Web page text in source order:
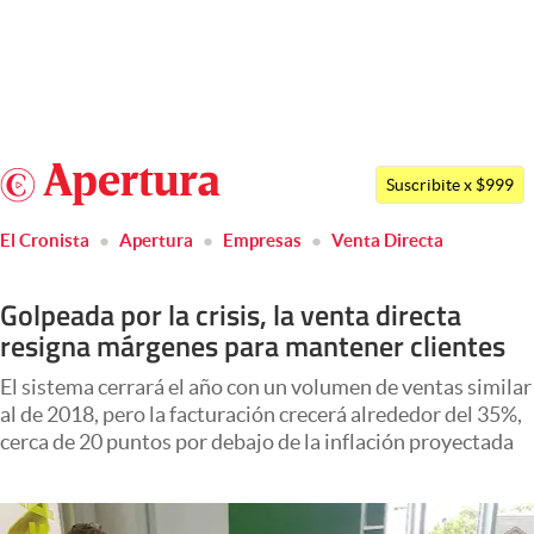
Argentina
Colombia
Uruguay
Members
Economía y Política
Mercados Online
Negocios
Columnistas
Otras secciones
Apertura
Suscribite x $999
El Cronista Apertura Empresas Venta Directa
Golpeada por la crisis, la venta directa
resigna márgenes para mantener clientes
El sistema cerrará el año con un volumen de ventas similar
al de 2018, pero la facturación crecerá alrededor del 35%,
cerca de 20 puntos por debajo de la inflación proyectada